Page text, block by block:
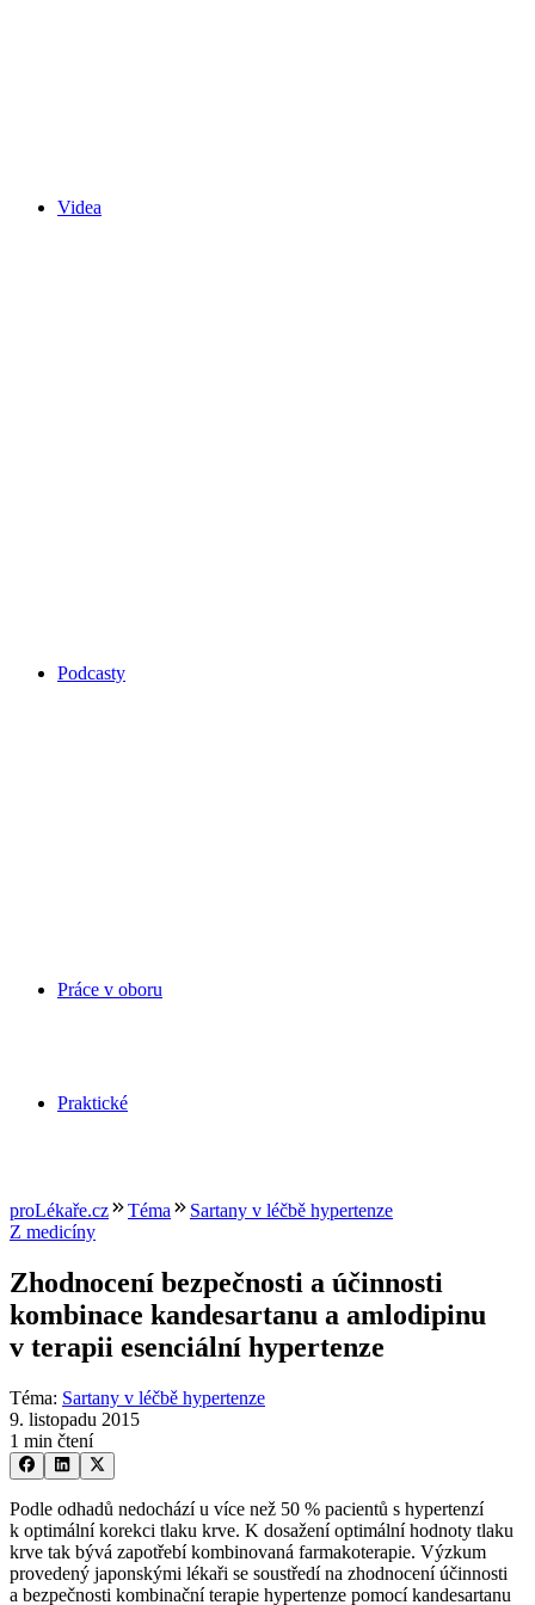
Videa
Podcasty
Práce v oboru
Praktické
proLékaře.cz Téma
Sartany v léčbě hypertenze
Z medicíny
Zhodnocení bezpečnosti a účinnosti
kombinace kandesartanu a amlodipinu
v terapii esenciální hypertenze
Téma: Sartany v léčbě hypertenze
9. listopadu 2015
1 min čtení
Podle odhadů nedochází u více než 50 % pacientů s hypertenzí
k optimální korekci tlaku krve. K dosažení optimální hodnoty tlaku
krve tak bývá zapotřebí kombinovaná farmakoterapie. Výzkum
provedený japonskými lékaři se soustředí na zhodnocení účinnosti
a bezpečnosti kombinační terapie hypertenze pomocí kandesartanu